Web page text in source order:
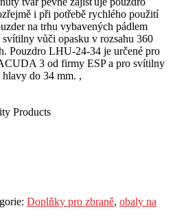
i při potřebě rychlého použití
na trhu vybavených pádlem
vůči opasku v rozsahu 360
Pouzdro LHU-24-34 je určené pro
3 od firmy ESP a pro svítilny
hlavy do 34 mm. ,
Products
Doplňky pro zbraně, obaly na